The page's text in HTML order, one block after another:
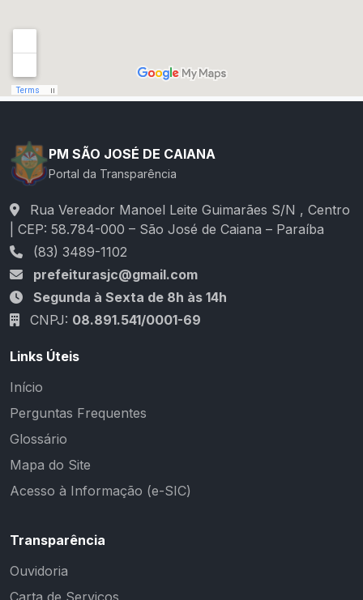
PM SÃO JOSÉ DE CAIANA
Portal da Transparência
Rua Vereador Manoel Leite Guimarães S/N , Centro
| CEP: 58.784-000 – São José de Caiana – Paraíba
(83) 3489-1102
prefeiturasjc@gmail.com
Segunda à Sexta de 8h às 14h
CNPJ: 08.891.541/0001-69
Links Úteis
Início
Perguntas Frequentes
Glossário
Mapa do Site
Acesso à Informação (e-SIC)
Transparência
Ouvidoria